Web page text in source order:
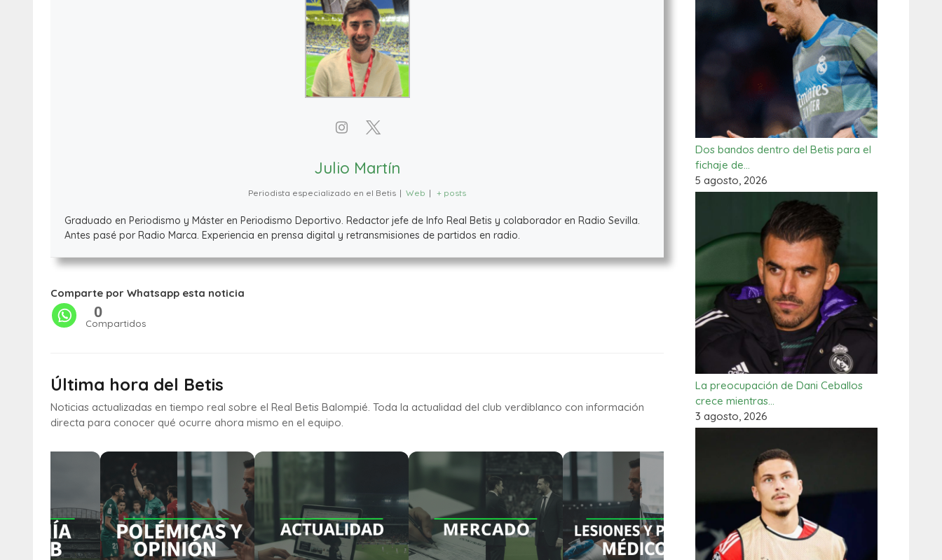
Julio Martín
Periodista especializado en el Betis | Web | + posts
Graduado en Periodismo y Máster en Periodismo Deportivo. Redactor jefe de Info Real Betis y colaborador en Radio Sevilla.
Antes pasé por Radio Marca. Experiencia en prensa digital y retransmisiones de partidos en radio.
Comparte por Whatsapp esta noticia
0
Compartidos
Última hora del Betis
Noticias actualizadas en tiempo real sobre el Real Betis Balompié. Toda la actualidad del club verdiblanco con información
directa para conocer qué ocurre ahora mismo en el equipo.
Dos bandos dentro del Betis para el
fichaje de…
5 agosto, 2026
La preocupación de Dani Ceballos
crece mientras…
3 agosto, 2026